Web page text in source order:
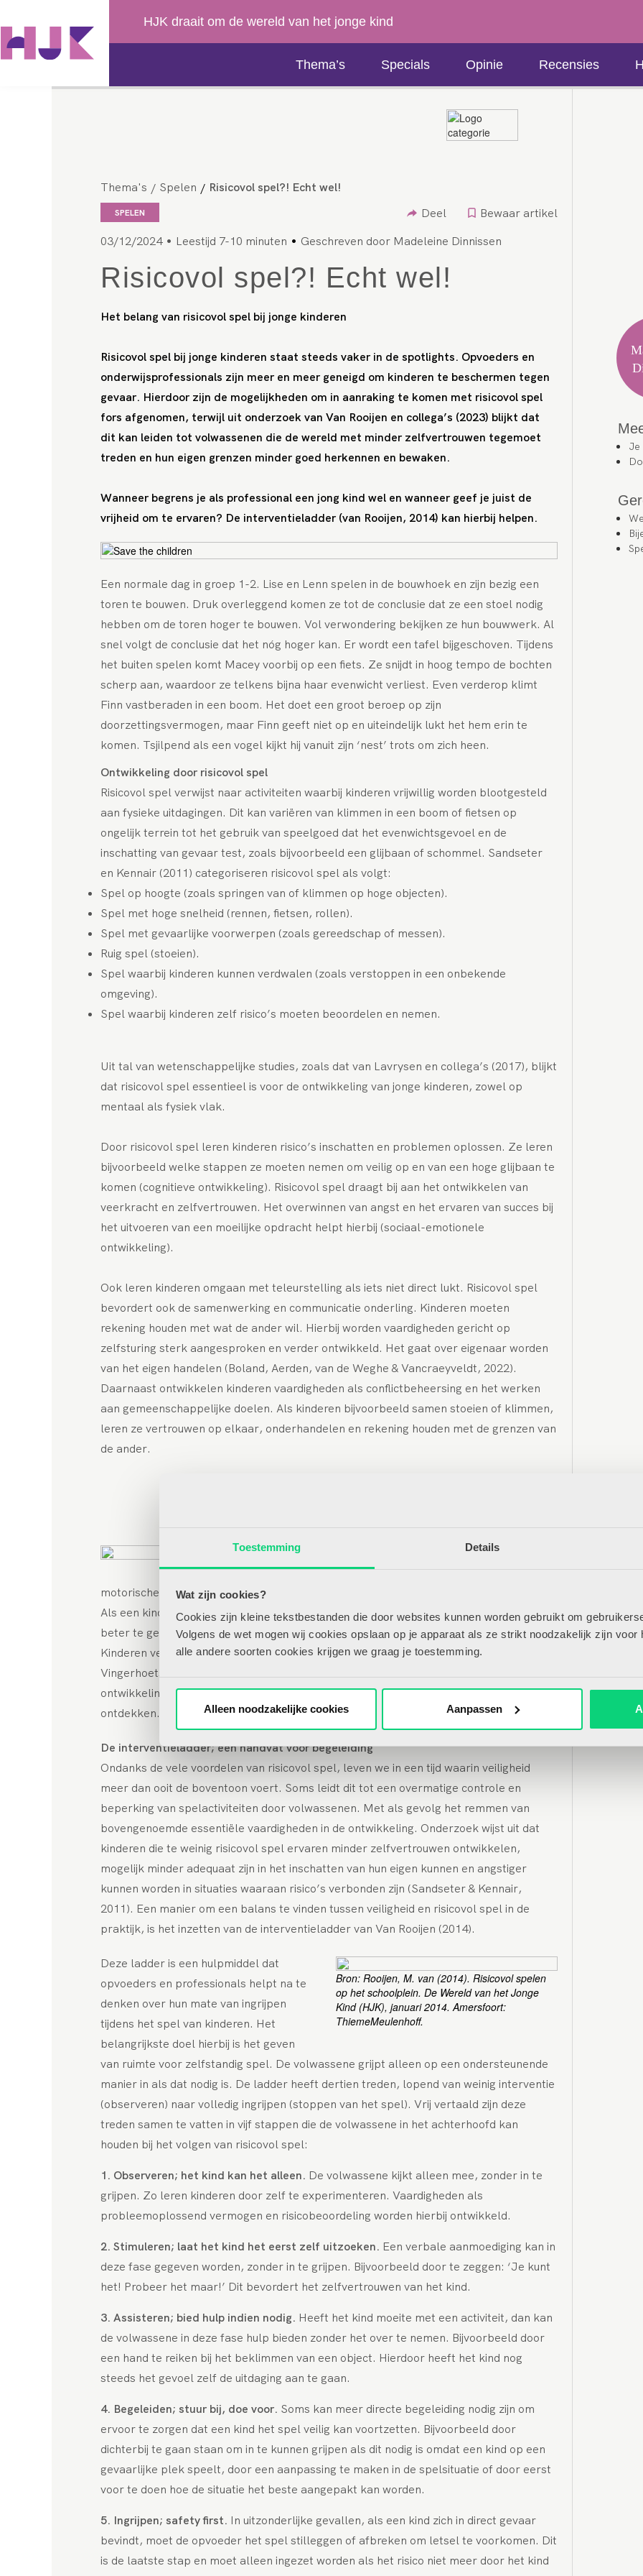
Toestemming Details
Wat zijn cookies?
Cookies zijn kleine tekstbestanden die door websites kunnen worden gebruikt om
Volgens de wet mogen wij cookies opslaan op je apparaat als ze strikt noodzakelijk zijn voor
alle andere soorten cookies krijgen we graag je toestemming.
Alleen noodzakelijke cookies Aanpassen
HJK draait om de wereld van het jonge kind
Thema’s Specials Opinie Recensies
Thema's / Spelen / Risicovol spel?! Echt wel!
SPELEN Deel
Bewaar artikel
03/12/2024 • Leestijd 7-10 minuten • Geschreven door Madeleine Dinnissen
Risicovol spel?! Echt wel!
Het belang van risicovol spel bij jonge kinderen
Risicovol spel bij jonge kinderen staat steeds vaker in de spotlights. Opvoeders en
onderwijsprofessionals zijn meer en meer geneigd om kinderen te beschermen tegen
gevaar. Hierdoor zijn de mogelijkheden om in aanraking te komen met risicovol spel
fors afgenomen, terwijl uit onderzoek van Van Rooijen en collega’s (2023) blijkt dat
dit kan leiden tot volwassenen die de wereld met minder zelfvertrouwen tegemoet
treden en hun eigen grenzen minder goed herkennen en bewaken.
Wanneer begrens je als professional een jong kind wel en wanneer geef je juist de
vrijheid om te ervaren? De interventieladder (van Rooijen, 2014) kan hierbij helpen.
Een normale dag in groep 1-2. Lise en Lenn spelen in de bouwhoek en zijn bezig een
toren te bouwen. Druk overleggend komen ze tot de conclusie dat ze een stoel nodig
hebben om de toren hoger te bouwen. Vol verwondering bekijken ze hun bouwwerk. Al
snel volgt de conclusie dat het nóg hoger kan. Er wordt een tafel bijgeschoven. Tijdens
het buiten spelen komt Macey voorbij op een fiets. Ze snijdt in hoog tempo de bochten
scherp aan, waardoor ze telkens bijna haar evenwicht verliest. Even verderop klimt
Finn vastberaden in een boom. Het doet een groot beroep op zijn
doorzettingsvermogen, maar Finn geeft niet op en uiteindelijk lukt het hem erin te
komen. Tsjilpend als een vogel kijkt hij vanuit zijn ‘nest’ trots om zich heen.
Ontwikkeling door risicovol spel
Risicovol spel verwijst naar activiteiten waarbij kinderen vrijwillig worden blootgesteld
aan fysieke uitdagingen. Dit kan variëren van klimmen in een boom of fietsen op
ongelijk terrein tot het gebruik van speelgoed dat het evenwichtsgevoel en de
inschatting van gevaar test, zoals bijvoorbeeld een glijbaan of schommel. Sandseter
en Kennair (2011) categoriseren risicovol spel als volgt:
Spel op hoogte (zoals springen van of klimmen op hoge objecten).
Spel met hoge snelheid (rennen, fietsen, rollen).
Spel met gevaarlijke voorwerpen (zoals gereedschap of messen).
Ruig spel (stoeien).
Spel waarbij kinderen kunnen verdwalen (zoals verstoppen in een onbekende
omgeving).
Spel waarbij kinderen zelf risico’s moeten beoordelen en nemen.
Uit tal van wetenschappelijke studies, zoals dat van Lavrysen en collega’s (2017), blijkt
dat risicovol spel essentieel is voor de ontwikkeling van jonge kinderen, zowel op
mentaal als fysiek vlak.
Door risicovol spel leren kinderen risico’s inschatten en problemen oplossen. Ze leren
bijvoorbeeld welke stappen ze moeten nemen om veilig op en van een hoge glijbaan te
komen (cognitieve ontwikkeling). Risicovol spel draagt bij aan het ontwikkelen van
veerkracht en zelfvertrouwen. Het overwinnen van angst en het ervaren van succes bij
het uitvoeren van een moeilijke opdracht helpt hierbij (sociaal-emotionele
ontwikkeling).
Ook leren kinderen omgaan met teleurstelling als iets niet direct lukt. Risicovol spel
bevordert ook de samenwerking en communicatie onderling. Kinderen moeten
rekening houden met wat de ander wil. Hierbij worden vaardigheden gericht op
zelfsturing sterk aangesproken en verder ontwikkeld. Het gaat over eigenaar worden
van het eigen handelen (Boland, Aerden, van de Weghe & Vancraeyveldt, 2022).
Daarnaast ontwikkelen kinderen vaardigheden als conflictbeheersing en het werken
aan gemeenschappelijke doelen. Als kinderen bijvoorbeeld samen stoeien of klimmen,
leren ze vertrouwen op elkaar, onderhandelen en rekening houden met de grenzen van
de ander.
Het nemen van risico’s in spel helpt
kinderen bij het ontwikkelen van
motorische vaardigheden, zoals balans, kracht en coördinatie (fysieke ontwikkeling).
Als een kind bijvoorbeeld over een obstakel klimt, leert het niet alleen het lichaam
beter te gebruiken, maar ook de grenzen van zijn of haar eigen kunnen in te schatten.
Kinderen verkennen hun lichaam door te bewegen (Janssen-Vos, Van der Meer,
Vingerhoets & De Waard, 2024). Bewegen is een vorm van spel die het best tot
ontwikkeling komt en persoonlijke betekenis krijgt als er ruimte is om dit zelf te
ontdekken.
De interventieladder; een handvat voor begeleiding
Ondanks de vele voordelen van risicovol spel, leven we in een tijd waarin veiligheid
meer dan ooit de boventoon voert. Soms leidt dit tot een overmatige controle en
beperking van spelactiviteiten door volwassenen. Met als gevolg het remmen van
bovengenoemde essentiële vaardigheden in de ontwikkeling. Onderzoek wijst uit dat
kinderen die te weinig risicovol spel ervaren minder zelfvertrouwen ontwikkelen,
mogelijk minder adequaat zijn in het inschatten van hun eigen kunnen en angstiger
kunnen worden in situaties waaraan risico’s verbonden zijn (Sandseter & Kennair,
2011). Een manier om een balans te vinden tussen veiligheid en risicovol spel in de
praktijk, is het inzetten van de interventieladder van Van Rooijen (2014).
Bron: Rooijen, M. van (2014). Risicovol spelen
op het schoolplein. De Wereld van het Jonge
Kind (HJK), januari 2014. Amersfoort:
ThiemeMeulenhoff.
Deze ladder is een hulpmiddel dat
opvoeders en professionals helpt na te
denken over hun mate van ingrijpen
tijdens het spel van kinderen. Het
belangrijkste doel hierbij is het geven
van ruimte voor zelfstandig spel. De volwassene grijpt alleen op een ondersteunende
manier in als dat nodig is. De ladder heeft dertien treden, lopend van weinig interventie
(observeren) naar volledig ingrijpen (stoppen van het spel). Vrij vertaald zijn deze
treden samen te vatten in vijf stappen die de volwassene in het achterhoofd kan
houden bij het volgen van risicovol spel:
1. Observeren; het kind kan het alleen. De volwassene kijkt alleen mee, zonder in te
grijpen. Zo leren kinderen door zelf te experimenteren. Vaardigheden als
probleemoplossend vermogen en risicobeoordeling worden hierbij ontwikkeld.
2. Stimuleren; laat het kind het eerst zelf uitzoeken. Een verbale aanmoediging kan in
deze fase gegeven worden, zonder in te grijpen. Bijvoorbeeld door te zeggen: ‘Je kunt
het! Probeer het maar!’ Dit bevordert het zelfvertrouwen van het kind.
3. Assisteren; bied hulp indien nodig. Heeft het kind moeite met een activiteit, dan kan
de volwassene in deze fase hulp bieden zonder het over te nemen. Bijvoorbeeld door
een hand te reiken bij het beklimmen van een object. Hierdoor heeft het kind nog
steeds het gevoel zelf de uitdaging aan te gaan.
4. Begeleiden; stuur bij, doe voor. Soms kan meer directe begeleiding nodig zijn om
ervoor te zorgen dat een kind het spel veilig kan voortzetten. Bijvoorbeeld door
dichterbij te gaan staan om in te kunnen grijpen als dit nodig is omdat een kind op een
gevaarlijke plek speelt, door een aanpassing te maken in de spelsituatie of door eerst
voor te doen hoe de situatie het beste aangepakt kan worden.
5. Ingrijpen; safety first. In uitzonderlijke gevallen, als een kind zich in direct gevaar
bevindt, moet de opvoeder het spel stilleggen of afbreken om letsel te voorkomen. Dit
is de laatste stap en moet alleen ingezet worden als het risico niet meer door het kind
Je